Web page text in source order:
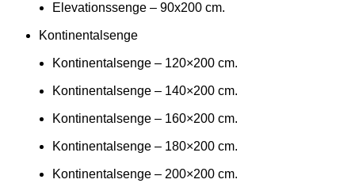
Elevationssenge – 90x200 cm.
Kontinentalsenge
Kontinentalsenge – 120×200 cm.
Kontinentalsenge – 140×200 cm.
Kontinentalsenge – 160×200 cm.
Kontinentalsenge – 180×200 cm.
Kontinentalsenge – 200×200 cm.